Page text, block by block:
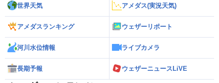
世界天気 アメダス(実況天気)
アメダスランキング ウェザーリポート
河川水位情報 ライブカメラ
長期予報 ウェザーニュースLiVE